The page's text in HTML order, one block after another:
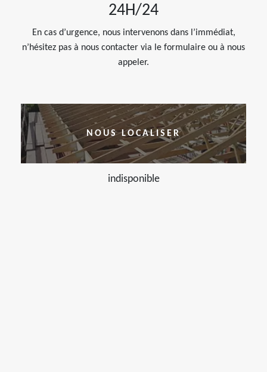
24H/24
En cas d’urgence, nous intervenons dans l’immédiat,
n’hésitez pas à nous contacter via le formulaire ou à nous
appeler.
NOUS LOCALISER
indisponible